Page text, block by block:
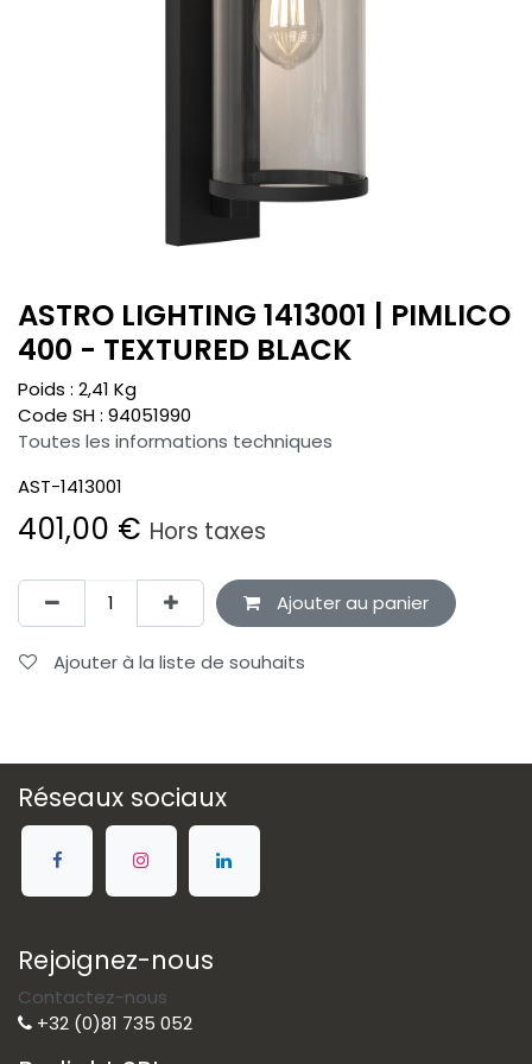
ASTRO LIGHTING 1413001 | PIMLICO
400 - TEXTURED BLACK
Poids : 2,41 Kg
Code SH : 94051990
Toutes les informations techniques
AST-1413001
401,00 € Hors taxes
Ajouter au panier
Ajouter à la liste de souhaits
Réseaux sociaux
Rejoignez-nous
Contactez-nous
+32 (0)81 735 052